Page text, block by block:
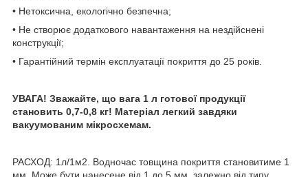
• Нетоксична, екологічно безпечна;
• Не створює додаткового навантаження на нездійснені
конструкції;
• Гарантійний термін експлуатації покриття до 25 років.
УВАГА! Зважайте, що вага 1 л готової продукції
становить 0,7-0,8 кг! Матеріал легкий завдяки
вакуумованим мікросхемам.
РАСХОД: 1л/1м2. Водночас товщина покриття становитиме 1
мм. Може бути нанесене від 1 до 5 мм, залежно від типу